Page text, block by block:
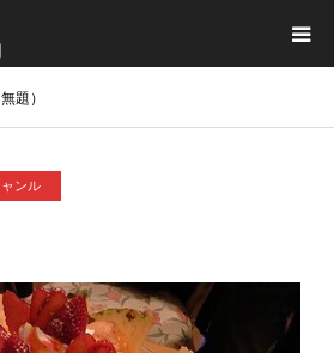
無題）
ャンル
ル